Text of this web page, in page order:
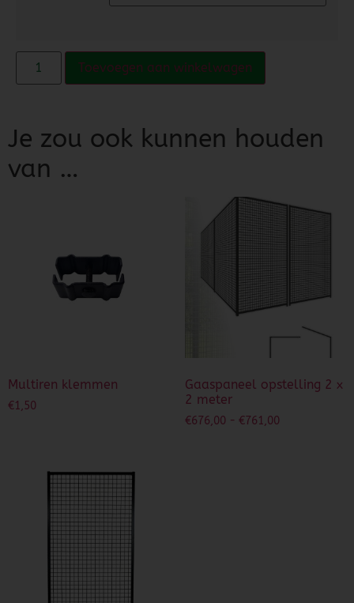
Toevoegen aan winkelwagen
Je zou ook kunnen houden
van …
Multiren klemmen
€1,50
Gaaspaneel opstelling 2 x
2 meter
€676,00 - €761,00